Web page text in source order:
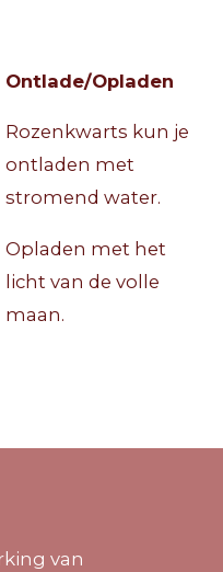
Ontlade/Opladen
Rozenkwarts kun je
ontladen met
stromend water.
Opladen met het
licht van de volle
maan.
van